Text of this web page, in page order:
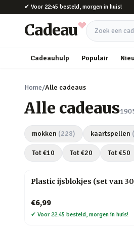
Naar hoofdinhoud
✔ Voor 22:45 besteld, morgen in huis!
Cadeau Zoek een
Cadeauhulp Populair
Home/Alle cadeaus
Alle cadeaus
mokken (228) kaartspellen (
Tot €10 Tot €20 Tot €50
Plastic ijsblokjes (set van
€6,99
✔ Voor 22:45 besteld, morgen in huis!